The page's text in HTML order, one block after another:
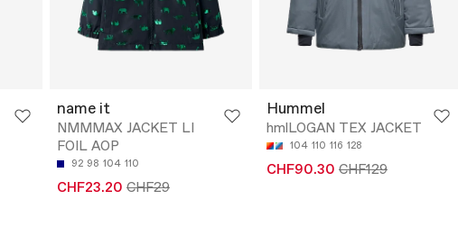
name it
NMMMAX JACKET LI
FOIL AOP
92 98 104 110
CHF23.20 CHF29
Hummel
hmlLOGAN TEX JACKET
104 110 116 128
CHF90.30 CHF129